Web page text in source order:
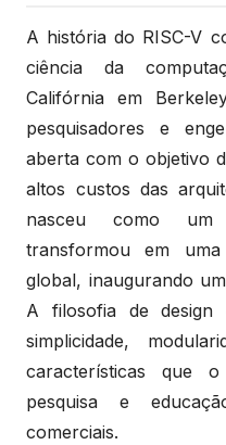
A história do RISC-V
ciência da
Califórnia em
pesquisadores e
aberta com o objetivo
altos custos das
nasceu como um
transformou em
global, inaugurando
A filosofia de design
simplicidade,
características que
pesquisa e
comerciais.